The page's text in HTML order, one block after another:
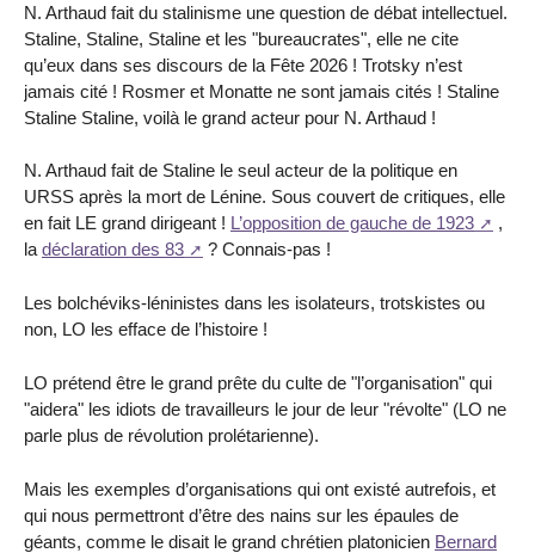
N. Arthaud fait du stalinisme une question de débat intellectuel.
Staline, Staline, Staline et les "bureaucrates", elle ne cite
qu’eux dans ses discours de la Fête 2026 ! Trotsky n’est
jamais cité ! Rosmer et Monatte ne sont jamais cités ! Staline
Staline Staline, voilà le grand acteur pour N. Arthaud !
N. Arthaud fait de Staline le seul acteur de la politique en
URSS après la mort de Lénine. Sous couvert de critiques, elle
en fait LE grand dirigeant ! L’opposition de gauche de 1923
,
la déclaration des 83 ? Connais-pas !
Les bolchéviks-léninistes dans les isolateurs, trotskistes ou
non, LO les efface de l’histoire !
LO prétend être le grand prête du culte de "l’organisation" qui
"aidera" les idiots de travailleurs le jour de leur "révolte" (LO ne
parle plus de révolution prolétarienne).
Mais les exemples d’organisations qui ont existé autrefois, et
qui nous permettront d’être des nains sur les épaules de
géants, comme le disait le grand chrétien platonicien Bernard